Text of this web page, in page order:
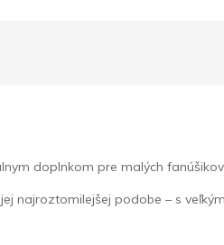
doplnkom pre malých
najroztomilejšej podobe – s